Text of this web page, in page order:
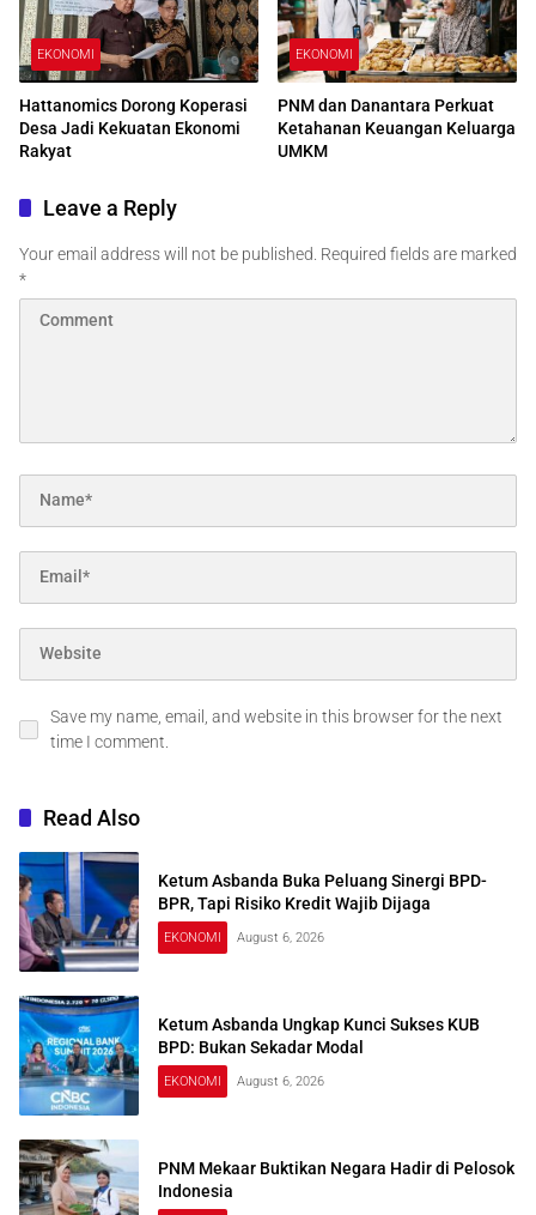
EKONOMI
Hattanomics Dorong Koperasi
Desa Jadi Kekuatan Ekonomi
Rakyat
EKONOMI
PNM dan Danantara Perkuat
Ketahanan Keuangan Keluarga
UMKM
Leave a Reply
Your email address will not be published. Required fields are marked
*
Save my name, email, and website in this browser for the next
time I comment.
Read Also
Ketum Asbanda Buka Peluang Sinergi BPD-
BPR, Tapi Risiko Kredit Wajib Dijaga
EKONOMI August 6, 2026
Ketum Asbanda Ungkap Kunci Sukses KUB
BPD: Bukan Sekadar Modal
EKONOMI August 6, 2026
PNM Mekaar Buktikan Negara Hadir di Pelosok
Indonesia